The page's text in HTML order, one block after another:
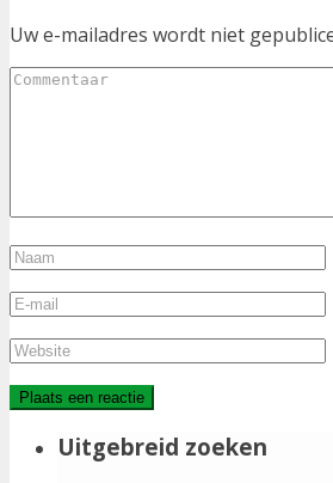
Uw e-mailadres wordt niet
Uitgebreid zoeken